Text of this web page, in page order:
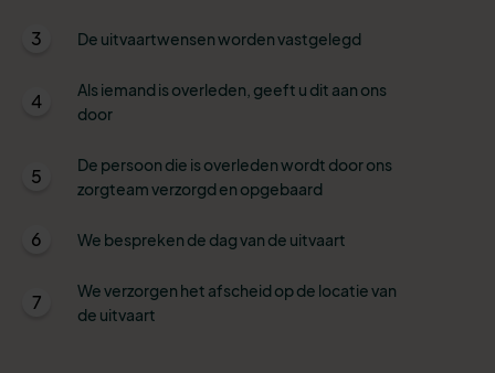
3 De uitvaartwensen worden vastgelegd
4
Als iemand is overleden, geeft u dit aan ons
door
5
De persoon die is overleden wordt door ons
zorgteam verzorgd en opgebaard
6 We bespreken de dag van de uitvaart
7
We verzorgen het afscheid op de locatie van
de uitvaart